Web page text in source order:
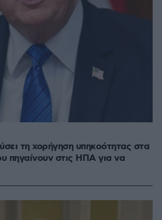
τη χορήγηση υπηκοότητας στα
πηγαίνουν στις ΗΠΑ για να